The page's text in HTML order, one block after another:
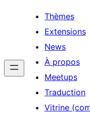
Thèmes
Extensions
News
À propos
Meetups
Traduction
Vitrine